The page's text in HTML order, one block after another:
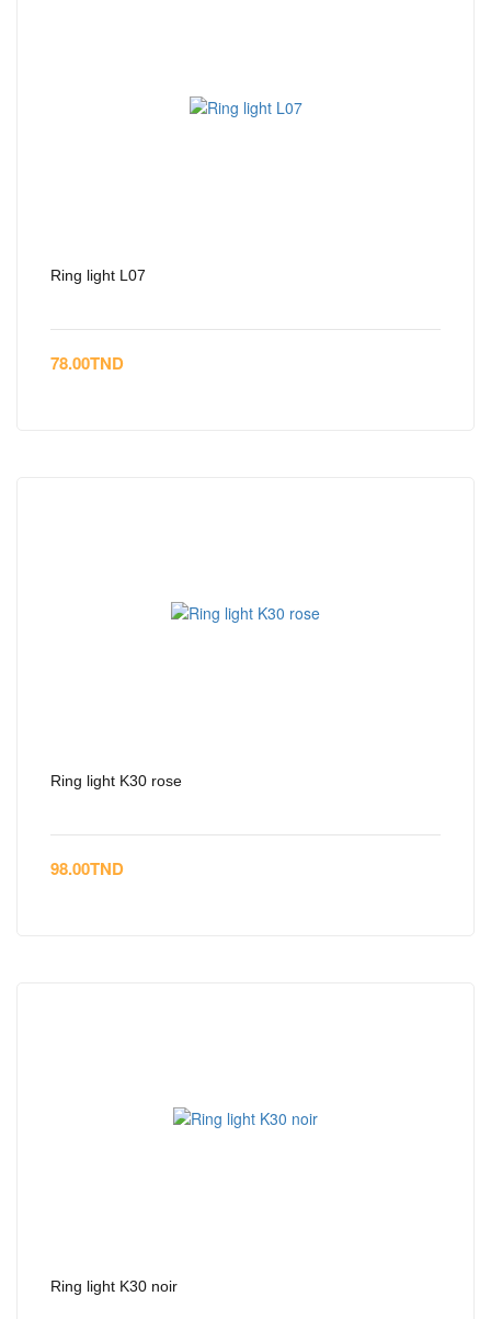
Ring light L07
78.00TND
Ring light K30 rose
98.00TND
Ring light K30 noir